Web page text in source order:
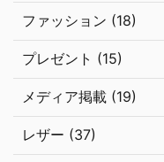
ファッション (18)
プレゼント (15)
メディア掲載 (19)
レザー (37)